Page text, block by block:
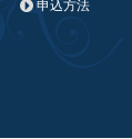
申込方法